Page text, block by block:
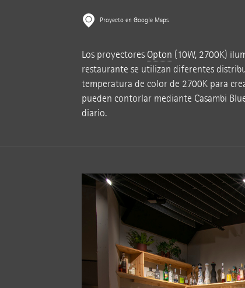
Proyecto en Google Maps
Los proyectores Opton (10W, 2700K)
restaurante se utilizan diferentes
temperatura de color de 2700K para
pueden contorlar mediante Casambi
diario.